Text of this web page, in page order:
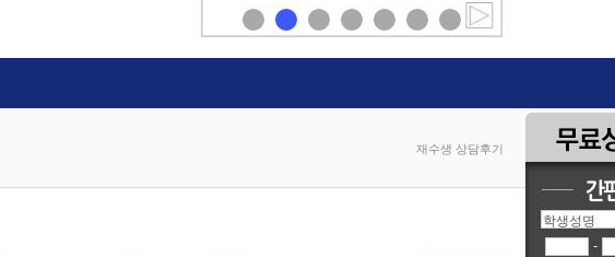
-
재수생 상담후기